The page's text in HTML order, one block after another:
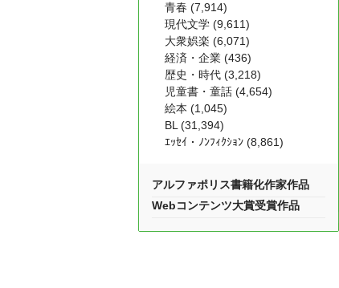
青春 (7,914)
現代文学 (9,611)
大衆娯楽 (6,071)
経済・企業 (436)
歴史・時代 (3,218)
児童書・童話 (4,654)
絵本 (1,045)
BL (31,394)
ｴｯｾｲ・ﾉﾝﾌｨｸｼｮﾝ (8,861)
アルファポリス書籍化作家作品
Webコンテンツ大賞受賞作品